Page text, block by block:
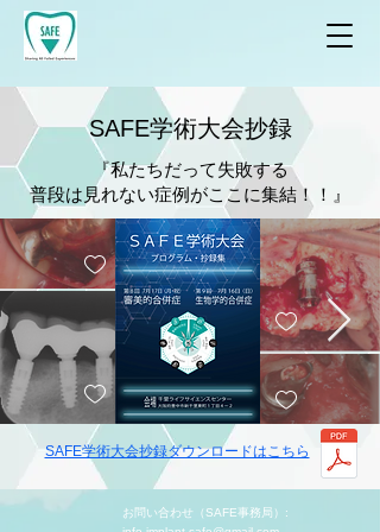
SAFE学術大会抄録
『私たちだって失敗する
​普段は見れない症例がここに集結！！』
​SAFE学術大会抄録ダウンロードはこちら
​お問い合わせ（SAFE事務局）: